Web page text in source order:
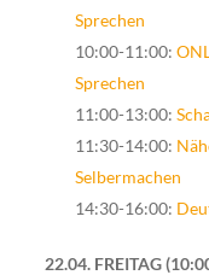
Sprechen
10:00-11:00:
Sprechen
11:00-13:00:
11:30-14:00:
Selbermachen
14:30-16:00:
22.04. FREITAG